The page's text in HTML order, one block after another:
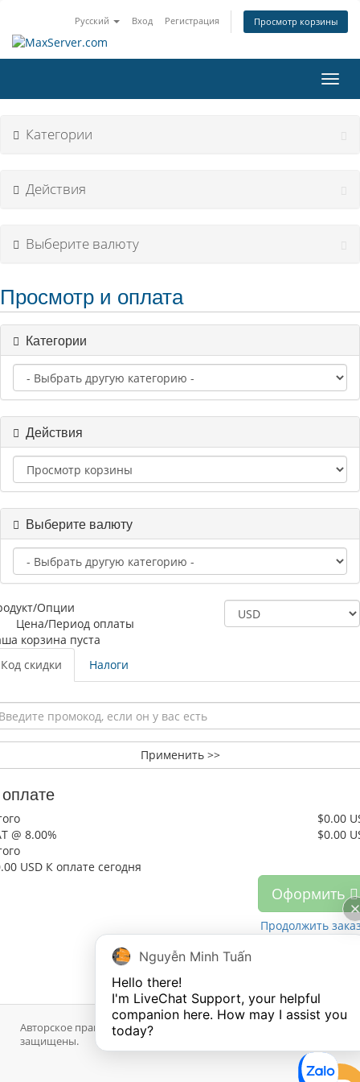
Русский Вход Регистрация Просмотр корзины
Категории
Действия
Выберите валюту
Просмотр и оплата
Категории
Действия
Выберите валюту
Опции
Цена/Период оплаты
корзина пуста
Код скидки
Налоги
Применить >>
$0.00
@ 8.00%
$0.00
USD К оплате сегодня
Оформить
Продолжить
Авторское право © 2026 MaxServer.com. Все права
защищены.
Nguyễn Minh Tuấn
Hello there!
I'm LiveChat Support, your helpful
companion here. How may I assist you
today?